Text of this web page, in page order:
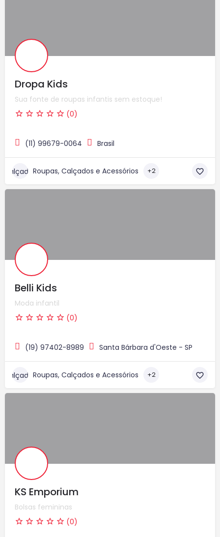
Dropa Kids
Sua fonte de roupas infantis sem estoque!
(0)
(11) 99679-0064 Brasil
Roupas, Calçados e Acessórios +2
Belli Kids
Moda infantil
(0)
(19) 97402-8989 Santa Bárbara d'Oeste - SP
Roupas, Calçados e Acessórios +2
KS Emporium
Bolsas femininas
(0)